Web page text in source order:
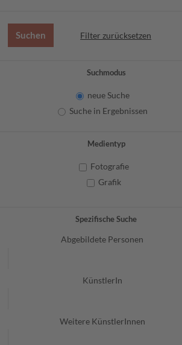
Filter zurücksetzen
Suchmodus
neue Suche
Suche in Ergebnissen
Medientyp
Fotografie
Grafik
Spezifische Suche
Abgebildete Personen
KünstlerIn
Weitere KünstlerInnen